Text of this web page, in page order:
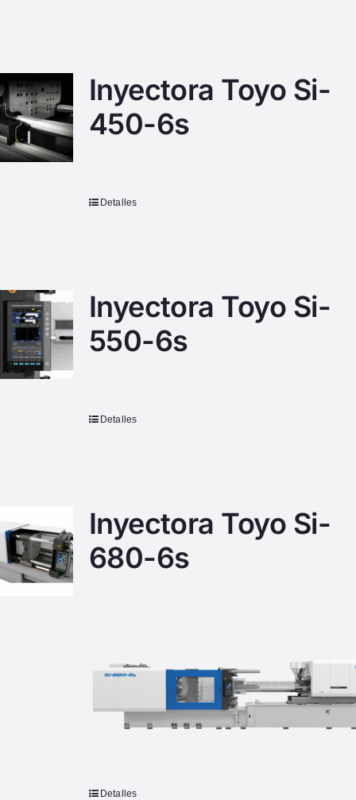
Inyectora Toyo Si-
450-6s
Detalles
Inyectora Toyo Si-
550-6s
Detalles
Inyectora Toyo Si-
680-6s
Detalles